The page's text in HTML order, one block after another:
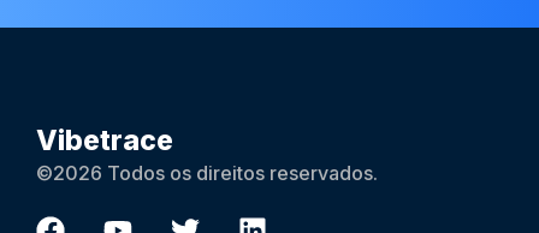
Vibetrace
©2026 Todos os direitos reservados.